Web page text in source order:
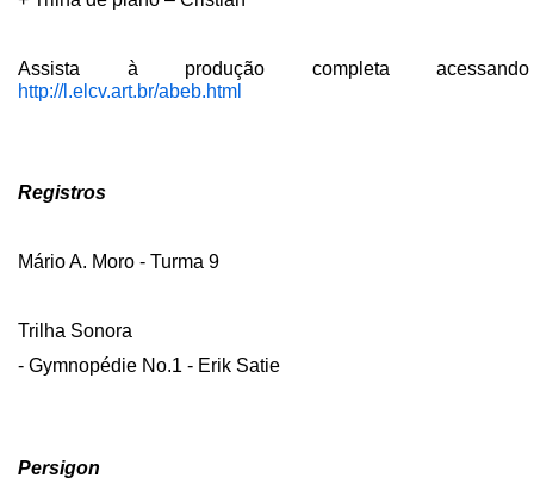
Assista à produção completa acessando
http://l.elcv.art.br/abeb.html
Registros
Mário A. Moro - Turma 9
Trilha Sonora
- Gymnopédie No.1 - Erik Satie
Persigon